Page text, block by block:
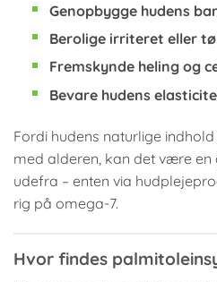
Genopbygge hudens
Berolige irriteret eller
Fremskynde heling og
Bevare hudens
Fordi hudens naturlige
med alderen, kan det være
udefra – enten via
rig på omega-7.
Hvor findes